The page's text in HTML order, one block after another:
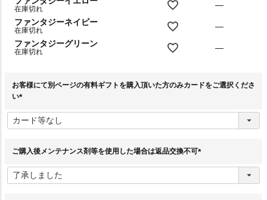
在庫切れ
—
ファンタジーネイビー
在庫切れ
—
ファンタジーグリーン
在庫切れ —
お客様にて別ページの有料ギフトを購入頂いた方のみカードをご選択くださ
い
必
須
ご購入後メンテナンス剤等を使用した場合は返品交換不可
須